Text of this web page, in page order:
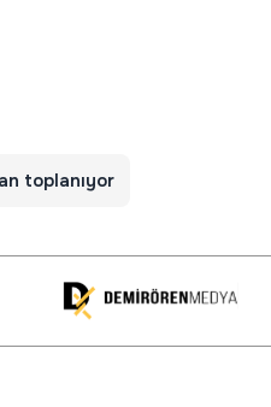
toplanıyor